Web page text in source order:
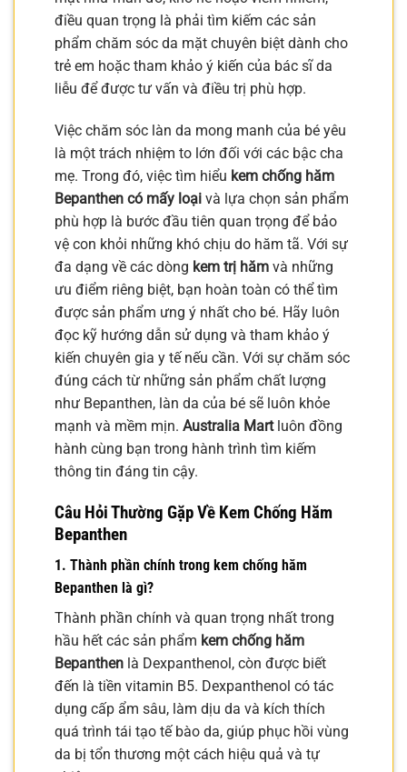
điều quan trọng là phải tìm kiếm các sản
phẩm chăm sóc da mặt chuyên biệt dành cho
trẻ em hoặc tham khảo ý kiến của bác sĩ da
liễu để được tư vấn và điều trị phù hợp.
Việc chăm sóc làn da mong manh của bé yêu
là một trách nhiệm to lớn đối với các bậc cha
mẹ. Trong đó, việc tìm hiểu kem chống hăm
Bepanthen có mấy loại và lựa chọn sản phẩm
phù hợp là bước đầu tiên quan trọng để bảo
vệ con khỏi những khó chịu do hăm tã. Với sự
đa dạng về các dòng kem trị hăm và những
ưu điểm riêng biệt, bạn hoàn toàn có thể tìm
được sản phẩm ưng ý nhất cho bé. Hãy luôn
đọc kỹ hướng dẫn sử dụng và tham khảo ý
kiến chuyên gia y tế nếu cần. Với sự chăm sóc
đúng cách từ những sản phẩm chất lượng
như Bepanthen, làn da của bé sẽ luôn khỏe
mạnh và mềm mịn. Australia Martluôn đồng
hành cùng bạn trong hành trình tìm kiếm
thông tin đáng tin cậy.
Câu Hỏi Thường Gặp Về Kem Chống Hăm
Bepanthen
1. Thành phần chính trong kem chống hăm
Bepanthen là gì?
Thành phần chính và quan trọng nhất trong
hầu hết các sản phẩm kem chống hăm
Bepanthen là Dexpanthenol, còn được biết
đến là tiền vitamin B5. Dexpanthenol có tác
dụng cấp ẩm sâu, làm dịu da và kích thích
quá trình tái tạo tế bào da, giúp phục hồi vùng
da bị tổn thương một cách hiệu quả và tự